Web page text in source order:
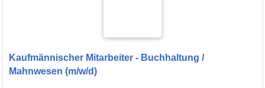
Kaufmännischer Mitarbeiter - Buchhaltung /
Mahnwesen (m/w/d)